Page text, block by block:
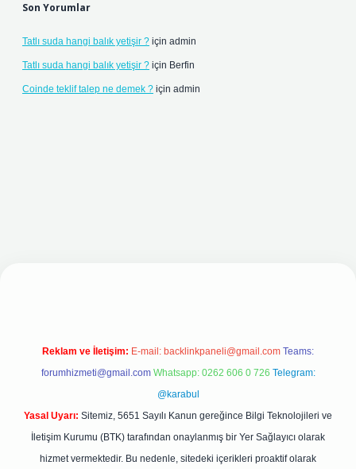
Son Yorumlar
Tatlı suda hangi balık yetişir ? için admin
Tatlı suda hangi balık yetişir ? için Berfin
Coinde teklif talep ne demek ? için admin
Reklam ve İletişim: E-mail: backlinkpaneli@gmail.com Teams:
forumhizmeti@gmail.com Whatsapp: 0262 606 0 726 Telegram:
@karabul
Yasal Uyarı: Sitemiz, 5651 Sayılı Kanun gereğince Bilgi Teknolojileri ve
İletişim Kurumu (BTK) tarafından onaylanmış bir Yer Sağlayıcı olarak
hizmet vermektedir. Bu nedenle, sitedeki içerikleri proaktif olarak